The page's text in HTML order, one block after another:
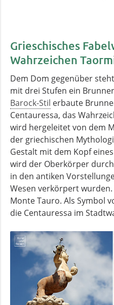
Grieschisches
Wahrzeichen
Dem Dom gegenüber
mit drei Stufen ein
Barock-Stil erbaute
Centauressa, das
wird hergeleitet von dem
der griechischen
Gestalt mit dem Kopf
wird der Oberkörper
in den antiken
Wesen verkörpert
Monte Tauro. Als Symbol
die Centauressa im